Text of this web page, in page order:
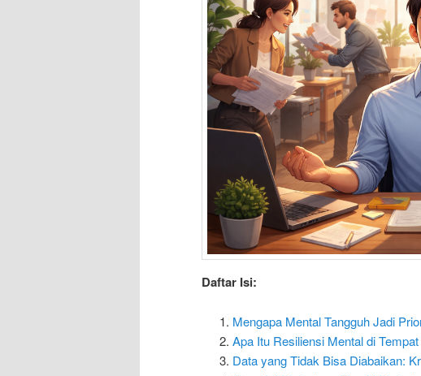
Daftar Isi:
Mengapa Mental Tangguh Jadi
Apa Itu Resiliensi Mental di
Data yang Tidak Bisa Diabaikan: